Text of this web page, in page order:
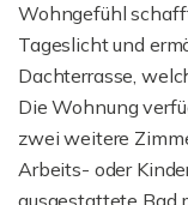
Wohngefühl
Tageslicht und
Dachterrasse,
Die Wohnung
zwei weitere
Arbeits- oder
ausgestattete Bad